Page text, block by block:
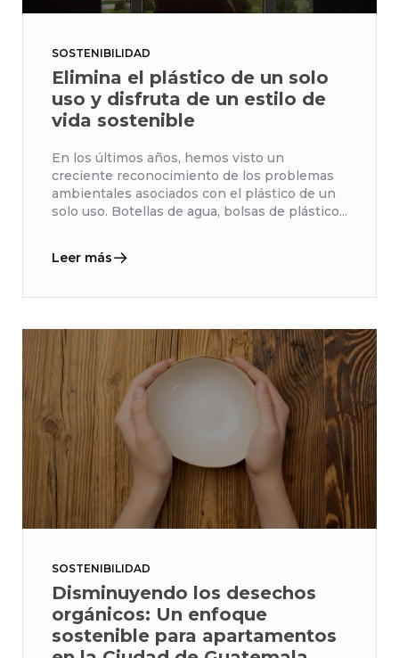
SOSTENIBILIDAD
Elimina el plástico de un solo
uso y disfruta de un estilo de
vida sostenible
En los últimos años, hemos visto un
creciente reconocimiento de los problemas
ambientales asociados con el plástico de un
solo uso. Botellas de agua, bolsas de plástico...
Leer más
SOSTENIBILIDAD
Disminuyendo los desechos
orgánicos: Un enfoque
sostenible para apartamentos